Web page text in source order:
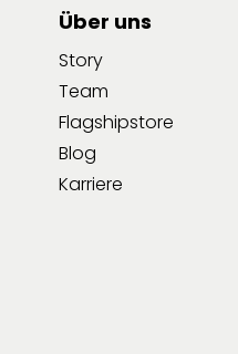
Über uns
Story
Team
Flagshipstore
Blog
Karriere